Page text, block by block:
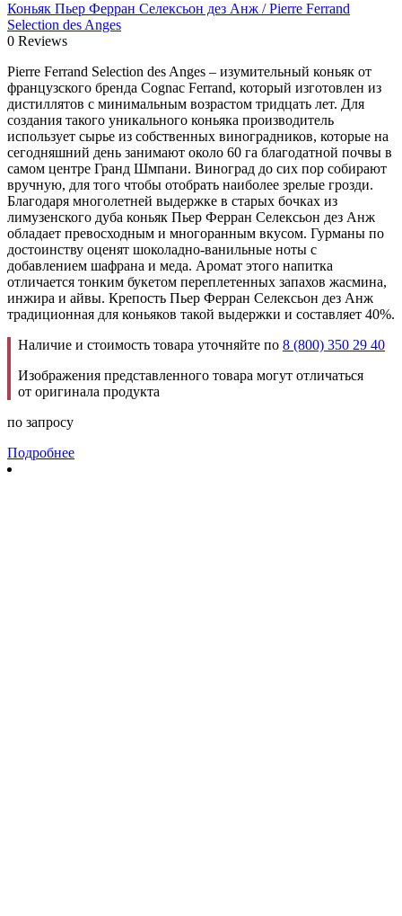
Коньяк Пьер Ферран Селексьон дез Анж / Pierre Ferrand
Selection des Anges
0 Reviews
Pierre Ferrand Selection des Anges – изумительный коньяк от
французского бренда Cognac Ferrand, который изготовлен из
дистиллятов с минимальным возрастом тридцать лет. Для
создания такого уникального коньяка производитель
использует сырье из собственных виноградников, которые на
сегодняшний день занимают около 60 га благодатной почвы в
самом центре Гранд Шмпани. Виноград до сих пор собирают
вручную, для того чтобы отобрать наиболее зрелые грозди.
Благодаря многолетней выдержке в старых бочках из
лимузенского дуба коньяк Пьер Ферран Селексьон дез Анж
обладает превосходным и многоранным вкусом. Гурманы по
достоинству оценят шоколадно-ванильные ноты с
добавлением шафрана и меда. Аромат этого напитка
отличается тонким букетом переплетенных запахов жасмина,
инжира и айвы. Крепость Пьер Ферран Селексьон дез Анж
традиционная для коньяков такой выдержки и составляет 40%.
Наличие и стоимость товара уточняйте по 8 (800) 350 29 40
Изображения представленного товара могут отличаться
от оригинала продукта
по запросу
Подробнее